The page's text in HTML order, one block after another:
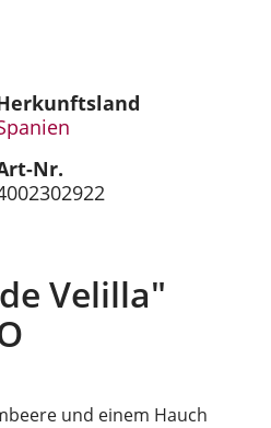
Nr.
Velilla"
und einem Hauch